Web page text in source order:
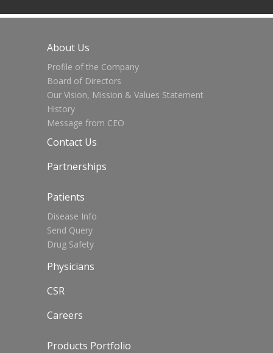
About Us
Profile of the Company
Board of Directors
Our Vision, Mission & Values Statement
History
Message from CEO
Contact Us
Partnerships
Patients
Disease Info
Send Query
Drug Safety
Physicians
CSR
Careers
Products Portfolio